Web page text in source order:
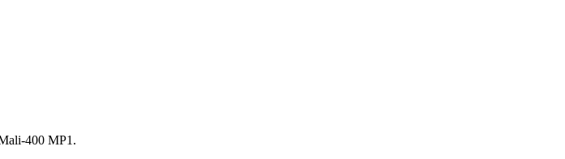
400 MP1.